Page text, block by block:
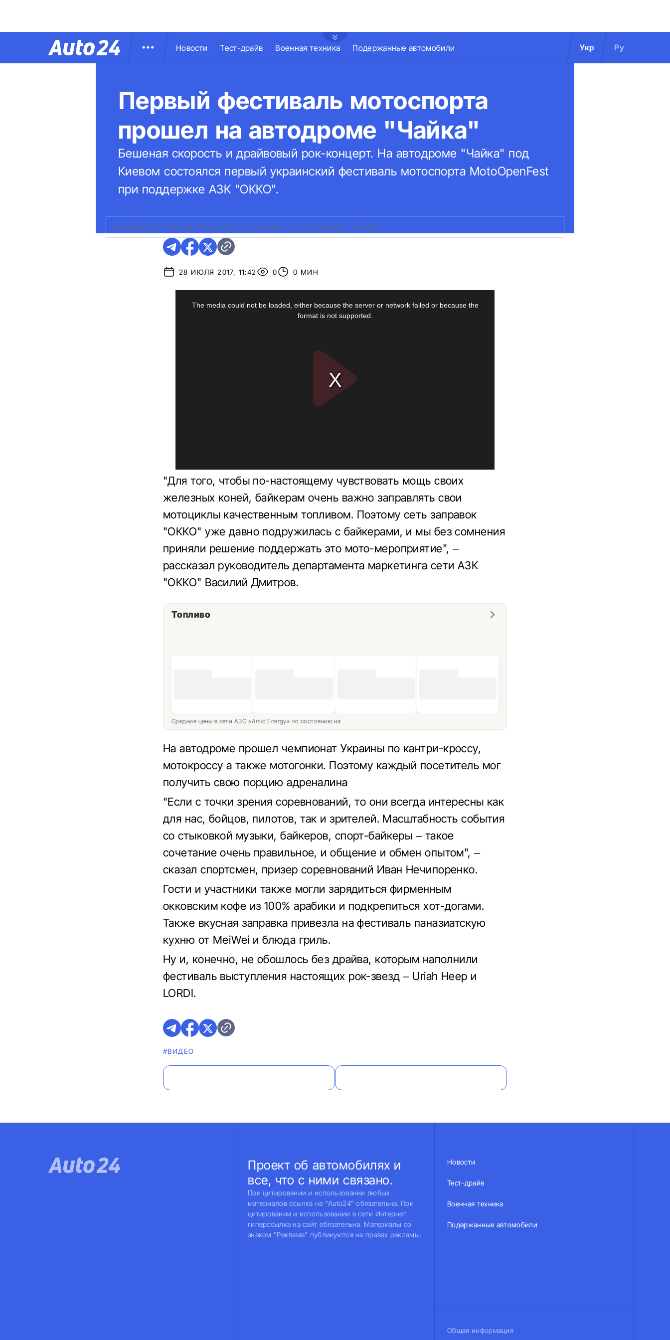
Новости Тест-драйв Военная техника Подержанные автомобили Укр Ру
Первый фестиваль мотоспорта
прошел на автодроме "Чайка"
Бешеная скорость и драйвовый рок-концерт. На автодроме "Чайка" под
Киевом состоялся первый украинский фестиваль мотоспорта MotoOpenFest
при поддержке АЗК "ОККО".
ПЕРВЫЙ ФЕСТИВАЛЬ МОТОСПОРТА ПРОШЕЛ НА АВТОДРОМЕ "ЧАЙКА"
28 ИЮЛЯ 2017, 11:42 0 0 МИН
"Для того, чтобы по-настоящему чувствовать мощь своих
железных коней, байкерам очень важно заправлять свои
мотоциклы качественным топливом. Поэтому сеть заправок
"ОККО" уже давно подружилась с байкерами, и мы без сомнения
приняли решение поддержать это мото-мероприятие", –
рассказал руководитель департамента маркетинга сети АЗК
"ОККО" Василий Дмитров.
Топливо
Средние цены в сети АЗС «Amic Energy» по состоянию на
На автодроме прошел чемпионат Украины по кантри-кроссу,
мотокроссу а также мотогонки. Поэтому каждый посетитель мог
получить свою порцию адреналина
"Если с точки зрения соревнований, то они всегда интересны как
для нас, бойцов, пилотов, так и зрителей. Масштабность события
со стыковкой музыки, байкеров, спорт-байкеры – такое
сочетание очень правильное, и общение и обмен опытом", –
сказал спортсмен, призер соревнований Иван Нечипоренко.
Гости и участники также могли зарядиться фирменным
окковским кофе из 100% арабики и подкрепиться хот-догами.
Также вкусная заправка привезла на фестиваль паназиатскую
кухню от MeiWei и блюда гриль.
Ну и, конечно, не обошлось без драйва, которым наполнили
фестиваль выступления настоящих рок-звезд – Uriah Heep и
LORDI.
#ВИДЕО
Проект об автомобилях и
все, что с ними связано.
При цитировании и использовании любых
материалов ссылка на "Auto24" обязательна. При
цитировании и использовании в сети Интернет
гиперссылка на сайт обязательна. Материалы со
знаком "Реклама" публикуются на правах рекламы.
Новости
Тест-драйв
Военная техника
Подержанные автомобили
Общая информация